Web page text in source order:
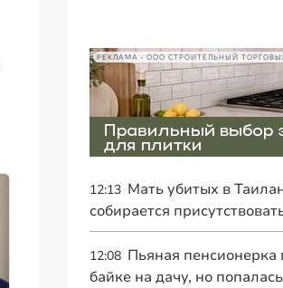
12:13 Мать убитых в
собирается
12:08 Пьяная пенсионерка
байке на дачу, но